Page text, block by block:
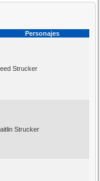
Personajes
Strucker
Strucker